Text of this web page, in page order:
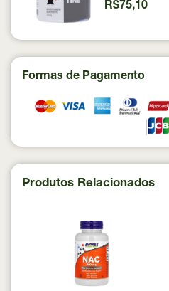
R$75,10
Formas de Pagamento
Produtos Relacionados